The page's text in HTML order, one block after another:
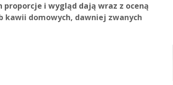
i wygląd dają wraz z oceną
kawii domowych, dawniej zwanych